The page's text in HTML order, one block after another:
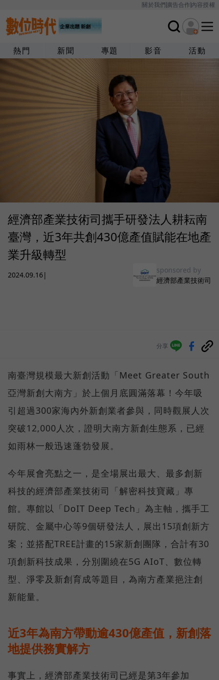
關於我們廣告合作內容授權
熱門 新聞 專題 影音 活動
經濟部產業技術司攜手研發法人耕耘南
臺灣，近3年共創430億產值賦能在地產
業升級轉型
2024.09.16|
sponsored by
經濟部產業技術司
分享
南臺灣規模最大新創活動「Meet Greater South
亞灣新創大南方」於上個月底圓滿落幕！今年吸
引超過300家海內外新創業者參與，同時觀展人次
突破12,000人次，證明大南方新創生態系，已經
如雨林一般迅速蓬勃發展。
今年展會亮點之一，是全場展出最大、最多創新
科技的經濟部產業技術司「解密科技寶藏」專
館。專館以「DoIT Deep Tech」為主軸，攜手工
研院、金屬中心等9個研發法人，展出15項創新方
案；並搭配TREE計畫的15家新創團隊，合計有30
項創新科技成果，分別圍繞在5G AIoT、數位轉
型、淨零及新創育成等題目，為南方產業挹注創
新能量。
近3年為南方帶動逾430億產值，新創落
地提供務實解方
事實上，經濟部產業技術司已經是第3年參加